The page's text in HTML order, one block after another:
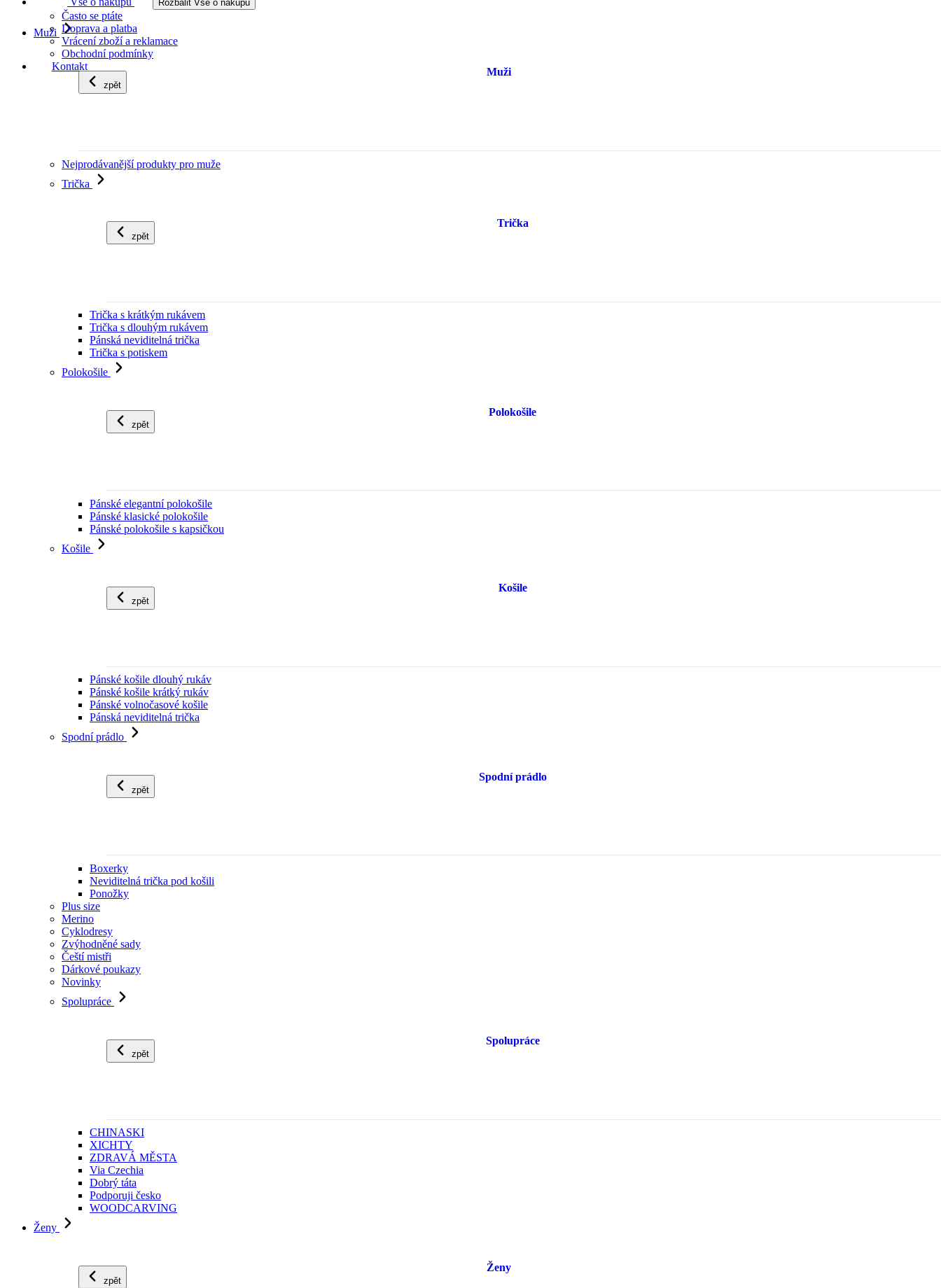
Rozbalit Vše o nákupu
Často se ptáte
Doprava a platba
Vrácení zboží a reklamace
Obchodní podmínky
Kontakt
Muži
zpět
Muži
Nejprodávanější produkty pro muže
Trička
zpět
Trička
Trička s krátkým rukávem
Trička s dlouhým rukávem
Pánská neviditelná trička
Trička s potiskem
Polokošile
zpět
Polokošile
Pánské elegantní polokošile
Pánské klasické polokošile
Pánské polokošile s kapsičkou
Košile
zpět
Košile
Pánské košile dlouhý rukáv
Pánské košile krátký rukáv
Pánské volnočasové košile
Pánská neviditelná trička
Spodní prádlo
zpět
Spodní prádlo
Boxerky
Neviditelná trička pod košili
Ponožky
Plus size
Merino
Cyklodresy
Zvýhodněné sady
Čeští mistři
Dárkové poukazy
Novinky
Spolupráce
zpět
Spolupráce
CHINASKI
XICHTY
ZDRAVÁ MĚSTA
Via Czechia
Dobrý táta
Podporuji česko
WOODCARVING
Ženy
zpět
Ženy